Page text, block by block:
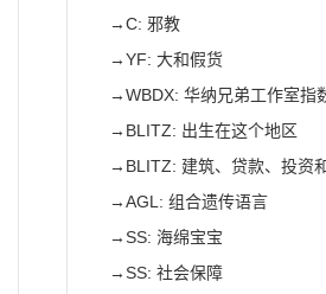
→C: 邪教
→YF: 大和假货
→WBDX: 华纳兄弟工作室指
→ BLITZ: 出生在这个地区
→ BLITZ: 建筑、贷款、投资
→AGL: 组合遗传语言
→SS: 海绵宝宝
→SS: 社会保障